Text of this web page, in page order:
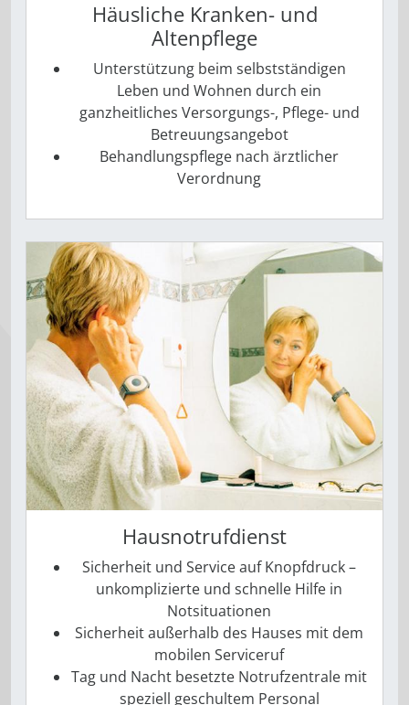
Häusliche Kranken- und
Altenpflege
Unterstützung beim selbstständigen
Leben und Wohnen durch ein
ganzheitliches Versorgungs-, Pflege- und
Betreuungsangebot
Behandlungspflege nach ärztlicher
Verordnung
Hausnotrufdienst
Sicherheit und Service auf Knopfdruck –
unkomplizierte und schnelle Hilfe in
Notsituationen
Sicherheit außerhalb des Hauses mit dem
mobilen Serviceruf
Tag und Nacht besetzte Notrufzentrale mit
speziell geschultem Personal